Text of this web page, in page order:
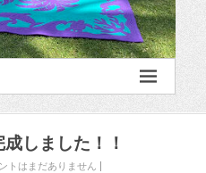
しました！！
トはまだありません